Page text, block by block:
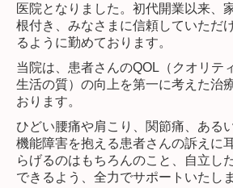
医院となりました。初代開業以来、
根付き、みなさまに信頼していただ
るように勤めております。
当院は、患者さんのQOL（クオリテ
生活の質）の向上を第一に考えた治
おります。
ひどい腰痛や肩こり、関節痛、ある
機能障害を抱える患者さんの訴えに
らげるのはもちろんのこと、自立し
できるよう、全力でサポートいたしま